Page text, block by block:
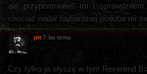
ale przypomniałeś mi i
chociaż nadal najbardziej podoba mi
pit 7 lat temu
Czy tylko ja słyszę w tym Reverend